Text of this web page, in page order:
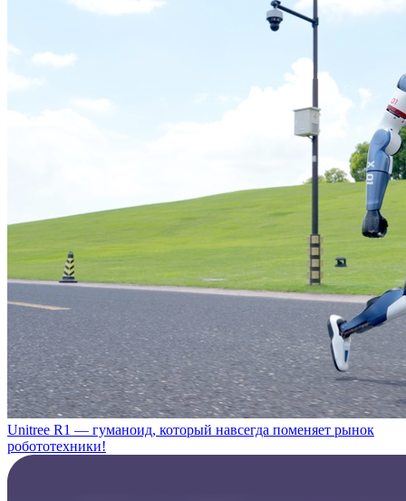
Unitree R1 — гуманоид, который навсегда поменяет рынок
робототехники!